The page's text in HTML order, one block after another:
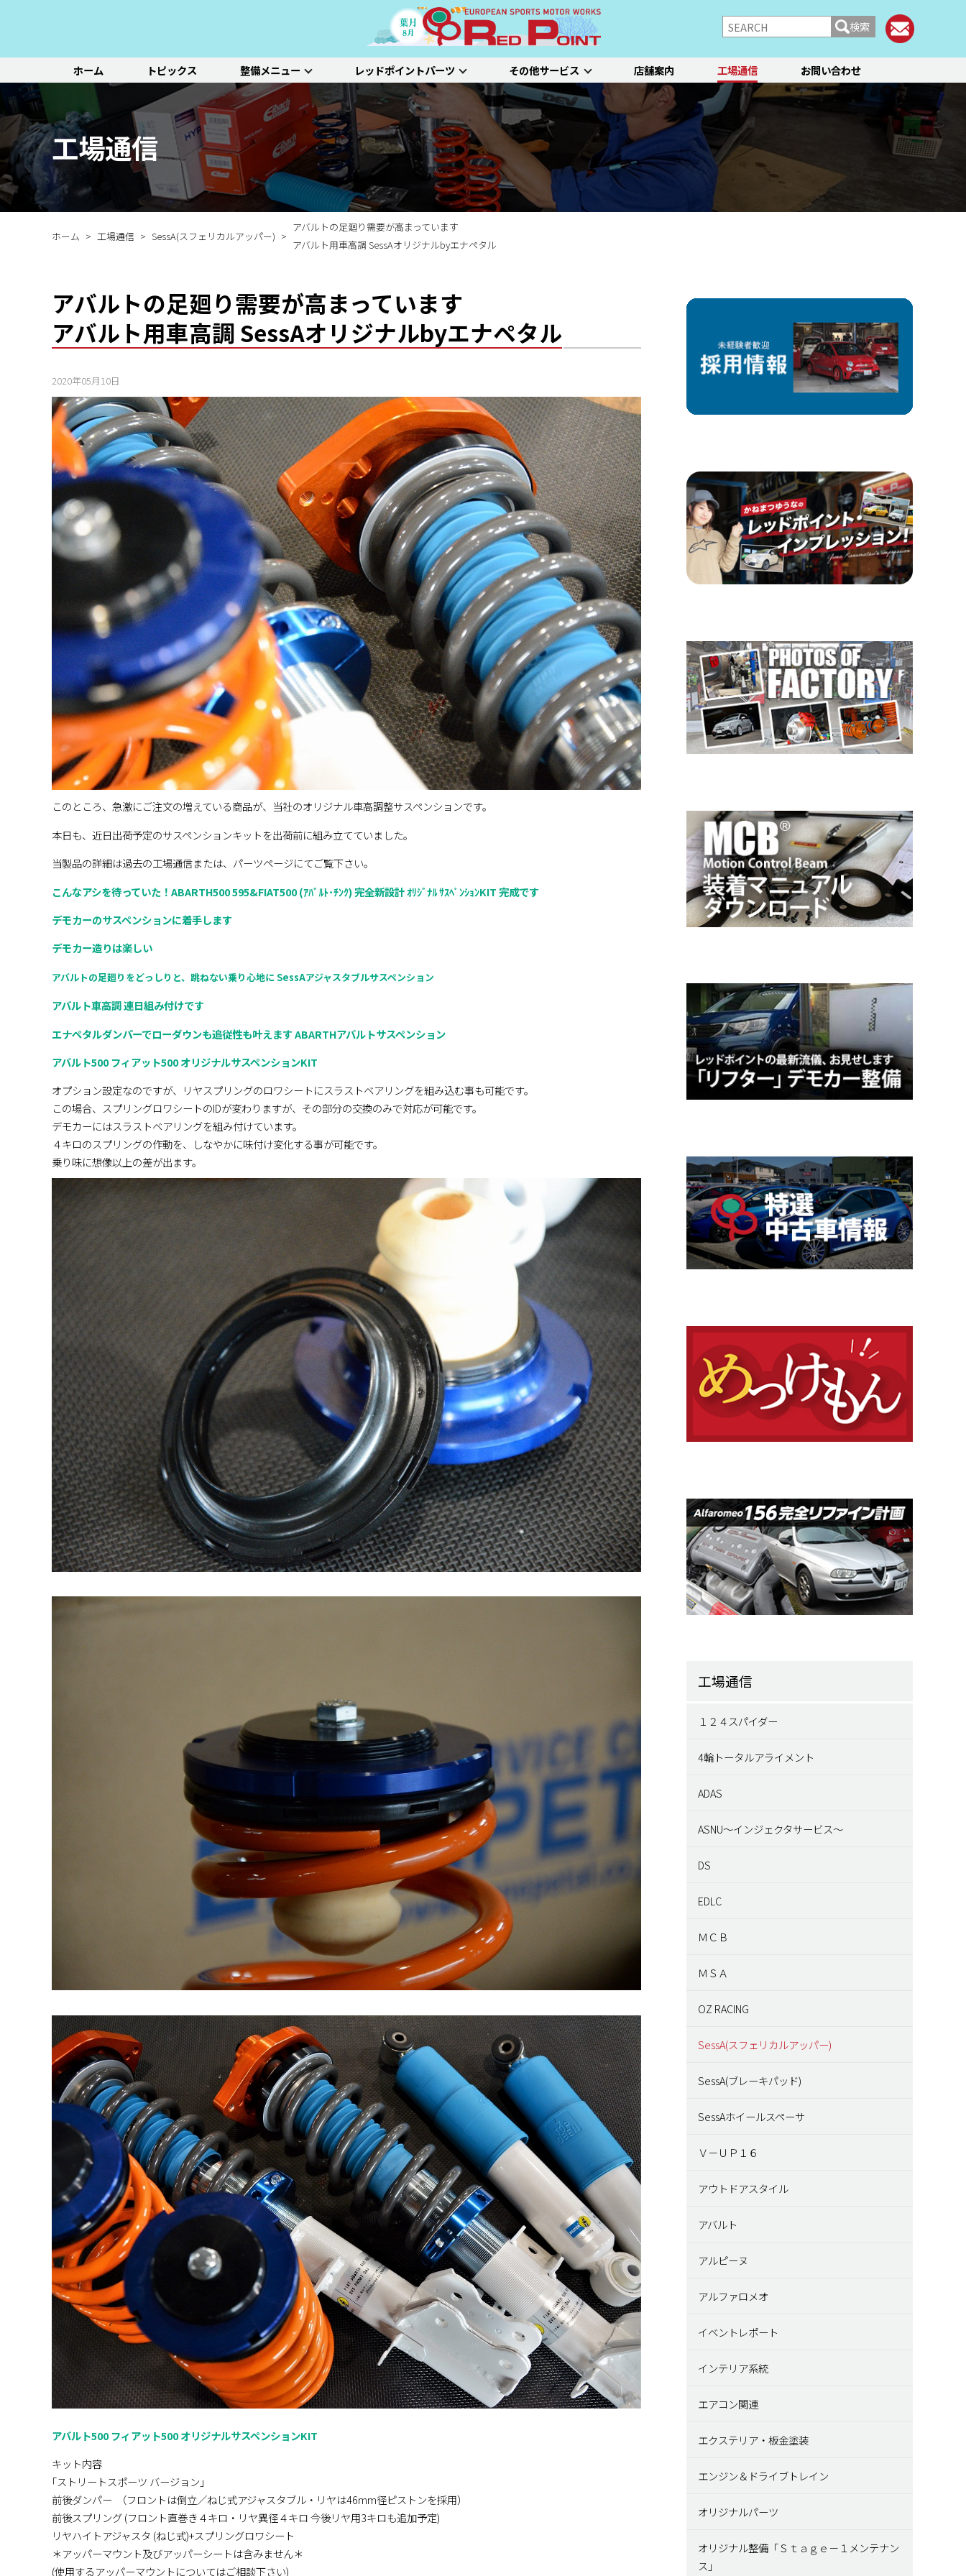
検索
ホーム トピックス 整備メニュー
整備メニュー
レッドポイントが推奨す
る、すべての車種に共通
する基本整備と、車両の
状態に応じた３段階のセ
ットメニューをご紹介し
ます。
一覧ページ
基本整備一覧
ADAS（先進運転支援システム）診断 SDL診断 ホイールアライメント点検・調整
オイル交換
エアコン整備
タイヤ整備 新車点検整備 12か月点検/24か月点検
初診点検・セットメニュー
初診点検 ステージ1／ベーシック ステージ2／ルーティーン
ステージ3／リフレッシュ
ステージ2／ステージ3 車種別価格表
レッドポイントパーツ
レッドポイント
パーツ
オリジナル&おすすめパ
ーツのご紹介
一覧ページ
車種別選択
ルノー プジョー シトロエン/DS アルファロメオ フィアット／アバルト
機能別選択
エンジン/駆動系 吸排気系 サスペンション/シャーシ
ブレーキ
ホイール/タイヤ
エクステリア インテリア 快適装備
その他サービス
その他のサービ
ス
新車の販売や中古車販
売、ならびに買い取りや
レンタカー等のサービス
を行なっております。
一覧ページ
新車販売・整備 特選中古車 車両買い取り
レンタカー
その他サービス
店舗案内 工場通信 お問い合わせ
工場通信
ホーム 工場通信 SessA(スフェリカルアッパー)
アバルトの足廻り需要が高まっています
アバルト用車高調 SessAオリジナルbyエナペタル
アバルトの足廻り需要が高まっています
アバルト用車高調 SessAオリジナルbyエナペタル
2020年05月10日
このところ、急激にご注文の増えている商品が、当社のオリジナル車高調整サスペンションです。
本日も、近日出荷予定のサスペンションキットを出荷前に組み立てていました。
当製品の詳細は過去の工場通信または、パーツページにてご覧下さい。
こんなアシを待っていた！ABARTH500 595&FIAT500 (ｱﾊﾞﾙﾄ･ﾁﾝｸ) 完全新設計 ｵﾘｼﾞﾅﾙ ｻｽﾍﾟﾝｼｮﾝKIT 完成です
デモカーのサスペンションに着手します
デモカー造りは楽しい
アバルトの足廻りをどっしりと、跳ねない乗り心地に SessAアジャスタブルサスペンション
アバルト車高調 連日組み付けです
エナペタルダンパーでローダウンも追従性も叶えます ABARTHアバルトサスペンション
アバルト500 フィアット500 オリジナルサスペンションKIT
オプション設定なのですが、リヤスプリングのロワシートにスラストベアリングを組み込む事も可能です。
この場合、スプリングロワシートのIDが変わりますが、その部分の交換のみで対応が可能です。
デモカーにはスラストベアリングを組み付けています。
４キロのスプリングの作動を、しなやかに味付け変化する事が可能です。
乗り味に想像以上の差が出ます。
アバルト500 フィアット500 オリジナルサスペンションKIT
キット内容
｢ストリートスポーツ バージョン｣
前後ダンパー （フロントは倒立／ねじ式アジャスタブル・リヤは46mm径ピストンを採用）
前後スプリング (フロント直巻き４キロ・リヤ異径４キロ 今後リヤ用3キロも追加予定)
リヤハイトアジャスタ (ねじ式)+スプリングロワシート
＊アッパーマウント及びアッパーシートは含みません＊
(使用するアッパーマウントについてはご相談下さい)
工場通信
１２４スパイダー
4輪トータルアライメント
ADAS
ASNU～インジェクタサービス～
DS
EDLC
ＭＣＢ
ＭＳＡ
OZ RACING
SessA(スフェリカルアッパー)
SessA(ブレーキパッド)
SessAホイールスペーサ
Ｖ－ＵＰ１６
アウトドアスタイル
アバルト
アルピーヌ
アルファロメオ
イベントレポート
インテリア系統
エアコン関連
エクステリア・板金塗装
エンジン＆ドライブトレイン
オリジナルパーツ
オリジナル整備「Ｓｔａｇｅ－１メンテナン
ス」